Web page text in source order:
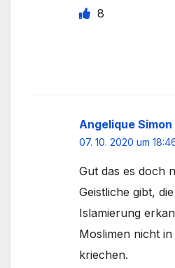
8
Angelique Simon
07. 10. 2020 um
Gut das es doch
Geistliche gibt,
Islamierung
Moslimen nicht
kriechen.